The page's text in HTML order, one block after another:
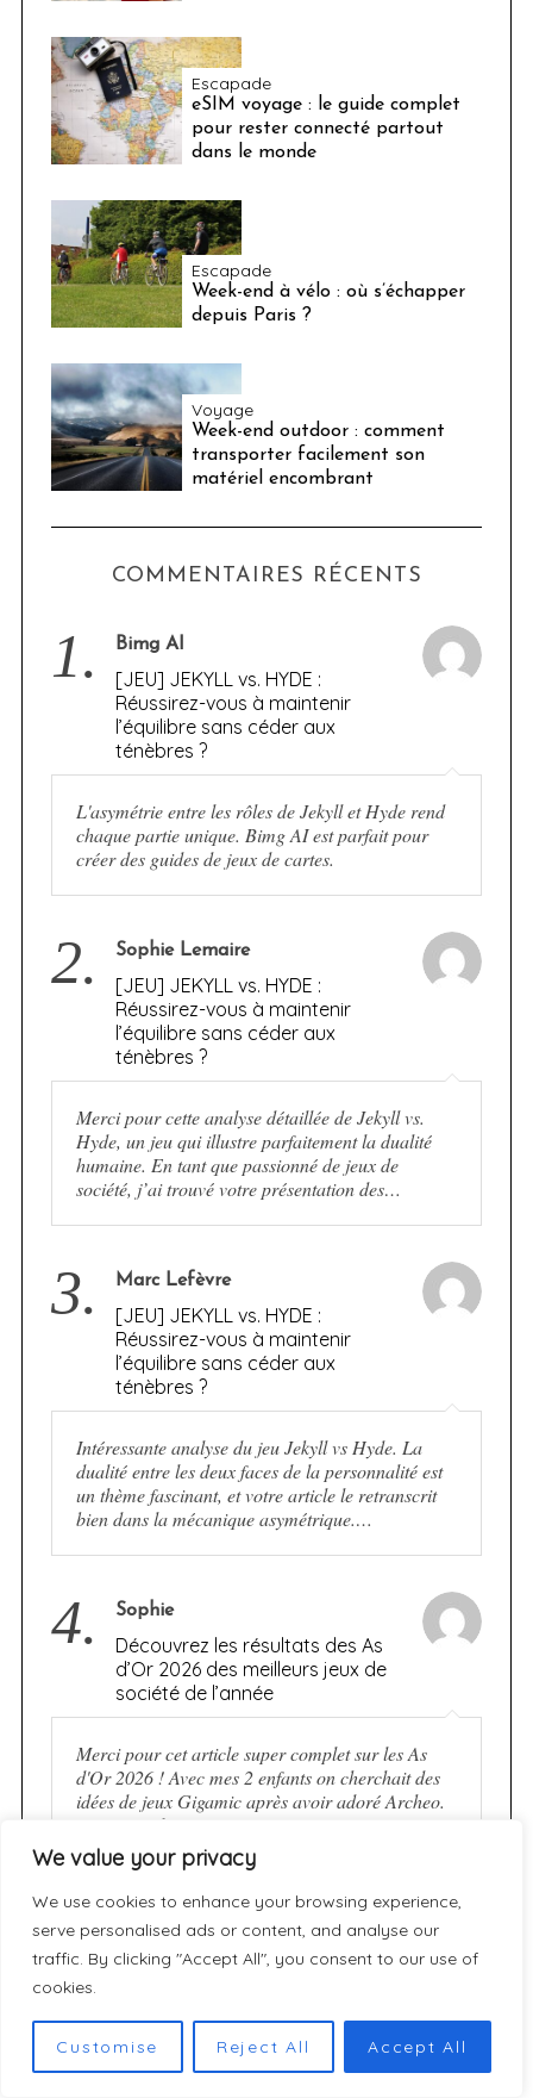
We value your privacy
We use cookies to enhance your browsing experience,
serve personalised ads or content, and analyse our
traffic. By clicking "Accept All", you consent to our use of
cookies.
Customise Reject All Accept All
Escapade
eSIM voyage : le guide complet
pour rester connecté partout
dans le monde
Escapade
Week-end à vélo : où s’échapper
depuis Paris ?
Voyage
Week-end outdoor : comment
transporter facilement son
matériel encombrant
COMMENTAIRES RÉCENTS
1. Bimg AI
[JEU] JEKYLL vs. HYDE :
Réussirez-vous à maintenir
l’équilibre sans céder aux
ténèbres ?
L'asymétrie entre les rôles de Jekyll et Hyde rend
chaque partie unique. Bimg AI est parfait pour
créer des guides de jeux de cartes.
2. Sophie Lemaire
[JEU] JEKYLL vs. HYDE :
Réussirez-vous à maintenir
l’équilibre sans céder aux
ténèbres ?
Merci pour cette analyse détaillée de Jekyll vs.
Hyde, un jeu qui illustre parfaitement la dualité
humaine. En tant que passionné de jeux de
société, j’ai trouvé votre présentation des…
3. Marc Lefèvre
[JEU] JEKYLL vs. HYDE :
Réussirez-vous à maintenir
l’équilibre sans céder aux
ténèbres ?
Intéressante analyse du jeu Jekyll vs Hyde. La
dualité entre les deux faces de la personnalité est
un thème fascinant, et votre article le retranscrit
bien dans la mécanique asymétrique.…
4. Sophie
Découvrez les résultats des As
d’Or 2026 des meilleurs jeux de
société de l’année
Merci pour cet article super complet sur les As
d'Or 2026 ! Avec mes 2 enfants on cherchait des
idées de jeux Gigamic après avoir adoré Archeo.
J'ai trouvé le…
5. Nano Banana Pro
[JEU] JEKYLL vs. HYDE :
Réussirez-vous à maintenir
ténèbres ?